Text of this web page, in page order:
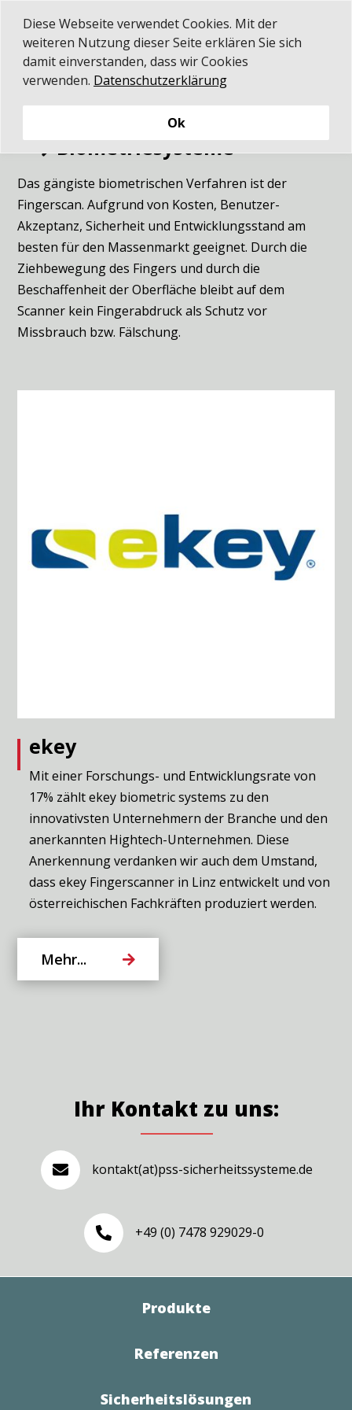
Diese Webseite verwendet Cookies. Mit der
weiteren Nutzung dieser Seite erklären Sie sich
damit einverstanden, dass wir Cookies
verwenden. Datenschutzerklärung
Ok
Elektronische Schließsysteme /
Zutrittskontrollen
 Biometriesysteme
Das gängiste biometrischen Verfahren ist der
Fingerscan. Aufgrund von Kosten, Benutzer-
Akzeptanz, Sicherheit und Entwicklungsstand am
besten für den Massenmarkt geeignet. Durch die
Ziehbewegung des Fingers und durch die
Beschaffenheit der Oberfläche bleibt auf dem
Scanner kein Fingerabdruck als Schutz vor
Missbrauch bzw. Fälschung.
ekey
Mit einer Forschungs- und Entwicklungsrate von
17% zählt ekey biometric systems zu den
innovativsten Unternehmern der Branche und den
anerkannten Hightech-Unternehmen. Diese
Anerkennung verdanken wir auch dem Umstand,
dass ekey Fingerscanner in Linz entwickelt und von
österreichischen Fachkräften produziert werden.
Mehr...
Ihr Kontakt zu uns:
 kontakt(at)pss-sicherheitssysteme.de
 +49 (0) 7478 929029-0
Produkte
Referenzen
Sicherheitslösungen